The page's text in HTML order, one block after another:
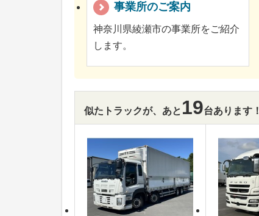
事業所のご案内
神奈川県綾瀬市の事業所をご紹介
します。
似たトラックが、あと 19台あります！